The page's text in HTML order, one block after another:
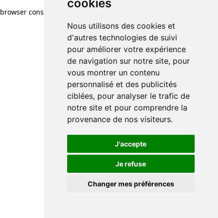
cookies
Nous utilisons des cookies et
d'autres technologies de suivi
pour améliorer votre expérience
de navigation sur notre site, pour
vous montrer un contenu
personnalisé et des publicités
ciblées, pour analyser le trafic de
notre site et pour comprendre la
provenance de nos visiteurs.
J'accepte
Je refuse
Changer mes préférences
browser console for more information)